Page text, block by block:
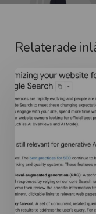
Relaterade
Googles
officiella
guide
kring
optimering
och
AI-
sök